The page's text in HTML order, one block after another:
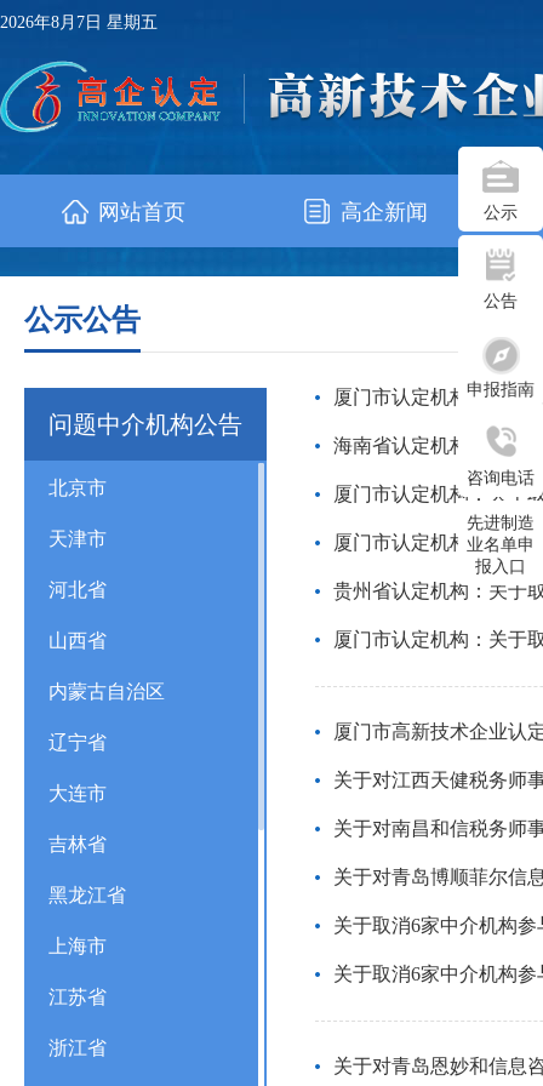
2026年8月7日 星期五
网站首页 高企新闻 公示
公告
申报指南
咨询电话
先进制造
业名单申
报入口
公示公告
问题中介机构公告
北京市
天津市
河北省
山西省
内蒙古自治区
辽宁省
大连市
吉林省
黑龙江省
上海市
江苏省
浙江省
厦门市认定机构：关于
海南省认定机构：关于
厦门市认定机构：关于
厦门市认定机构：关于
贵州省认定机构：关于
厦门市认定机构：关于
厦门市高新技术企业认
关于对江西天健税务师
关于对南昌和信税务师
关于对青岛博顺菲尔信
关于取消6家中介机构
关于取消6家中介机构
关于对青岛恩妙和信息